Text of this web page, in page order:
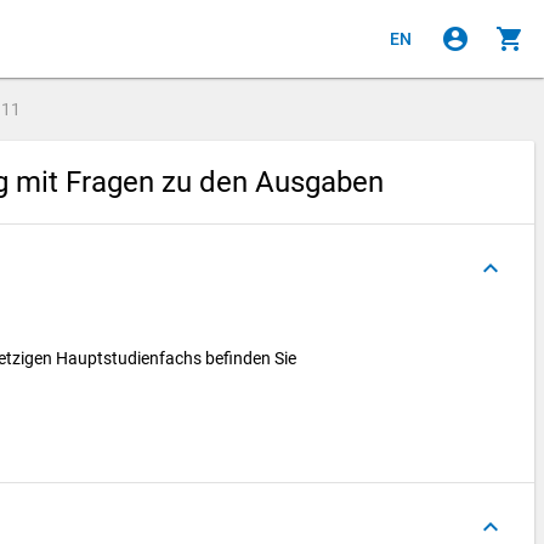
EN account_circle shopping_cart
11
mit Fragen zu den Ausgaben
keyboard_arrow_up
Hauptstudienfachs befinden Sie
keyboard_arrow_up